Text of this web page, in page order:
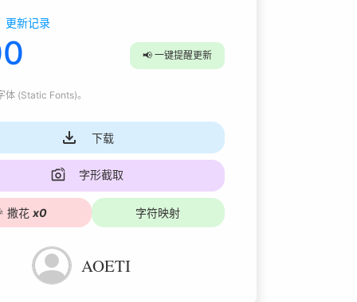
更新记录
📢 一键提醒更新
体 (Static Fonts)。
下载
字形截取
撒花 x0 字符映射
AOETI